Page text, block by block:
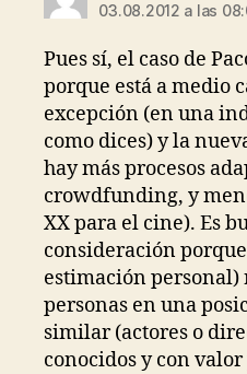
03.08.2012 a las
Pues sí, el caso de
porque está a medio
excepción (en una
como dices) y la
hay más procesos
crowdfunding, y
XX para el cine). Es
consideración
estimación
personas en una
similar (actores o
conocidos y con